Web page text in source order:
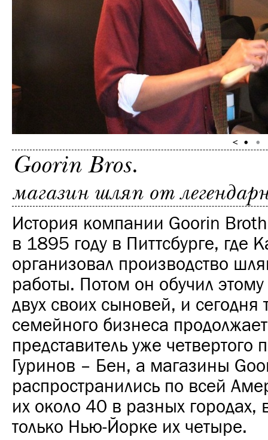
Goorin Bros.
магазин шляп от
История компании Goorin
в 1895 году в Питтсбурге, где
организовал производство
работы. Потом он обучил этому
двух своих сыновей, и сегодня
семейного бизнеса продолжает
представитель уже четвертого
Гуринов – Бен, а магазины
распространились по всей
их около 40 в разных городах,
только Нью-Йорке их четыре.